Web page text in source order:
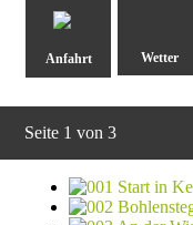
Anfahrt
Seite 1 von 3